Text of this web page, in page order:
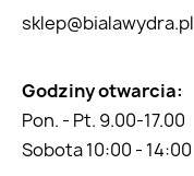
sklep@bialawydra.pl
Godziny otwarcia:
Pon. - Pt. 9.00-17.00
Sobota 10:00 - 14:00